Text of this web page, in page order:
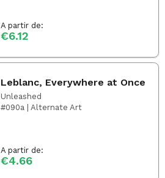
A partir de:
€6.12
Leblanc, Everywhere at Once
Unleashed
#090a | Alternate Art
A partir de:
€4.66